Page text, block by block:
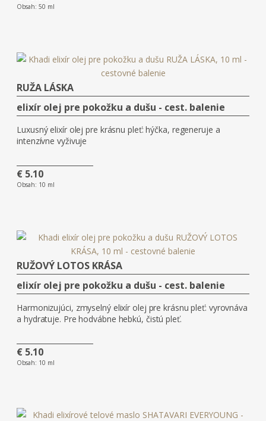
Obsah: 50 ml
RUŽA LÁSKA
elixír olej pre pokožku a dušu - cest. balenie
Luxusný elixír olej pre krásnu pleť: hýčka, regeneruje a
intenzívne vyživuje
€ 5.10
Obsah: 10 ml
RUŽOVÝ LOTOS KRÁSA
elixír olej pre pokožku a dušu - cest. balenie
Harmonizujúci, zmyselný elixír olej pre krásnu pleť: vyrovnáva
a hydratuje. Pre hodvábne hebkú, čistú pleť.
€ 5.10
Obsah: 10 ml